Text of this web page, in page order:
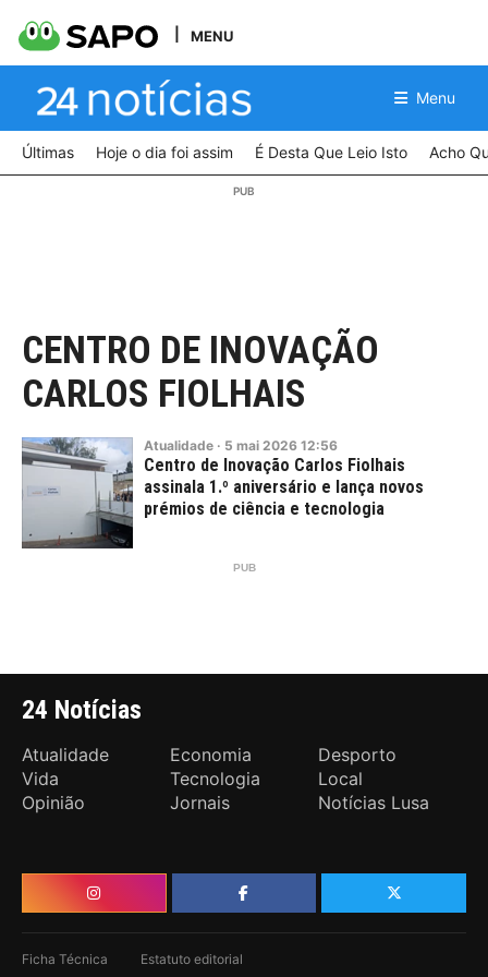
MENU
Menu
Últimas Hoje o dia foi assim É Desta Que Leio Isto Acho
CENTRO DE INOVAÇÃO
CARLOS FIOLHAIS
Atualidade · 5 mai 2026 12:56
Centro de Inovação Carlos Fiolhais
assinala 1.º aniversário e lança novos
prémios de ciência e tecnologia
24 Notícias
Atualidade Economia
Desporto
Vida
Tecnologia
Local
Opinião
Jornais Notícias Lusa
Ficha Técnica Estatuto editorial